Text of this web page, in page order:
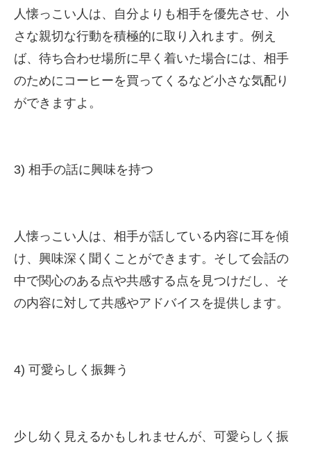
人懐っこい人は、自分よりも相手を優先させ、小
さな親切な行動を積極的に取り入れます。例え
ば、待ち合わせ場所に早く着いた場合には、相手
のためにコーヒーを買ってくるなど小さな気配り
ができますよ。
3) 相手の話に興味を持つ
人懐っこい人は、相手が話している内容に耳を傾
け、興味深く聞くことができます。そして会話の
中で関心のある点や共感する点を見つけだし、そ
の内容に対して共感やアドバイスを提供します。
4) 可愛らしく振舞う
少し幼く見えるかもしれませんが、可愛らしく振